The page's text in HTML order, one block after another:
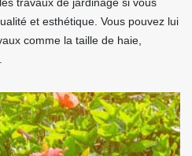
et esthétique. Vous pouvez lui
comme la taille de haie,